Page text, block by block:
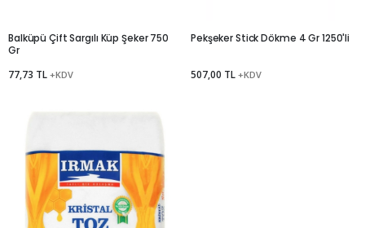
Balküpü Çift Sargılı Küp Şeker 750
Gr
77,73 TL +KDV
Pekşeker Stick Dökme 4 Gr 1250'li
507,00 TL +KDV